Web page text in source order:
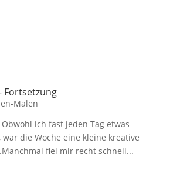
Fortsetzung
Malen
ich fast jeden Tag etwas
die Woche eine kleine kreative
fiel mir recht schnell...